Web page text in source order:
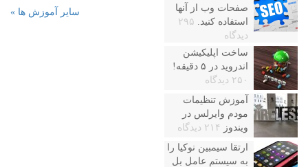
صفحات وب از آنها
استفاده کنید. ۲۹۵
دیدگاه
ساخت اپلیکیشن
اندروید در ۵ دقیقه!
۲۵۰ دیدگاه
آموزش تنظیمات
مودم وایرلس در
ویندوز
۲۱۴ دیدگاه
ارتقا سیمبین نوکیا را
به سیستم عامل بل
سایر آموزش ها »